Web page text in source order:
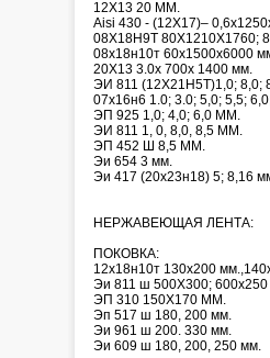
12Х13 20 ММ.
Aisi 430 - (12Х17)–
08Х18Н9Т 80Х1210Х1760;
08х18н10т 60х1500х6000
20Х13 3.0х 700х 1400 мм.
ЭИ 811 (12Х21Н5Т)1,0; 8,0;
07х16н6 1.0; 3.0; 5,0; 5,5;
ЭП 925 1,0; 4,0; 6,0 ММ.
ЭИ 811 1, 0, 8,0, 8,5 ММ.
ЭП 452 Ш 8,5 ММ.
Эи 654 3 мм.
Эи 417 (20х23н18) 5; 8,16
НЕРЖАВЕЮЩАЯ ЛЕНТА:
ПОКОВКА:
12х18н10т 130х200
Эи 811 ш 500Х300; 600х250
ЭП 310 150Х170 ММ.
Эп 517 ш 180, 200 мм.
Эи 961 ш 200. 330 мм.
Эи 609 ш 180, 200, 250 мм.